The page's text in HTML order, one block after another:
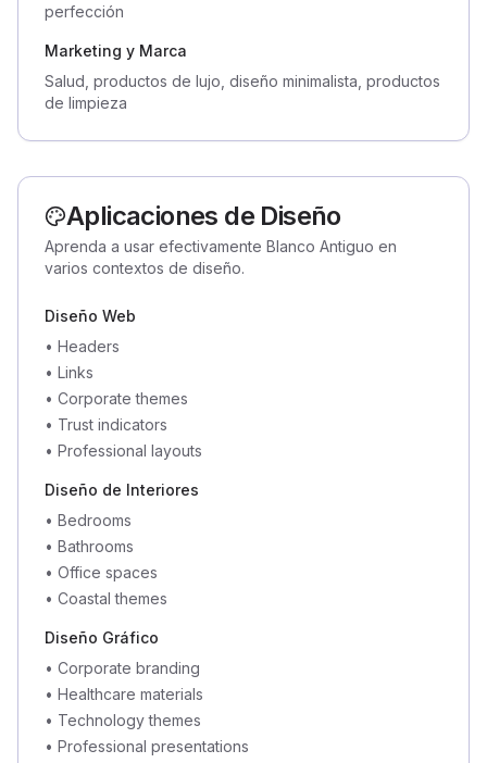
perfección
Marketing y Marca
Salud, productos de lujo, diseño minimalista, productos
de limpieza
Aplicaciones de Diseño
Aprenda a usar efectivamente Blanco Antiguo en
varios contextos de diseño.
Diseño Web
• Headers
• Links
• Corporate themes
• Trust indicators
• Professional layouts
Diseño de Interiores
• Bedrooms
• Bathrooms
• Office spaces
• Coastal themes
Diseño Gráfico
• Corporate branding
• Healthcare materials
• Technology themes
• Professional presentations